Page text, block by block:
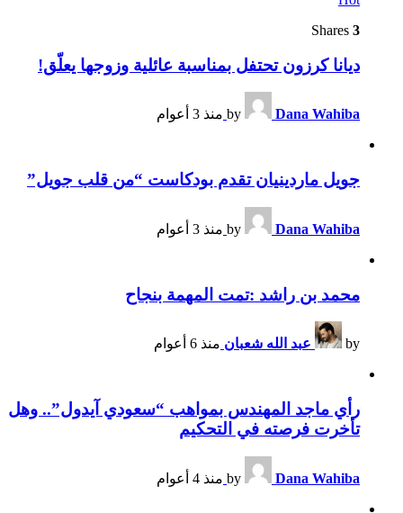
3
ديانا كرزون تحتفل بمناسبة عائلية وزوجها يعلّق!
by Dana Wahiba منذ 3 أعوام
جويل ماردينيان تقدم بودكاست “من قلب جويل”
by Dana Wahiba منذ 3 أعوام
محمد بن راشد :تمت المهمة بنجاح
by عبد الله شعبان منذ 6 أعوام
رأي ماجد المهندس بمواهب “سعودي آيدول”.. وهل
تأخرت فرصته في التحكيم
by Dana Wahiba منذ 4 أعوام